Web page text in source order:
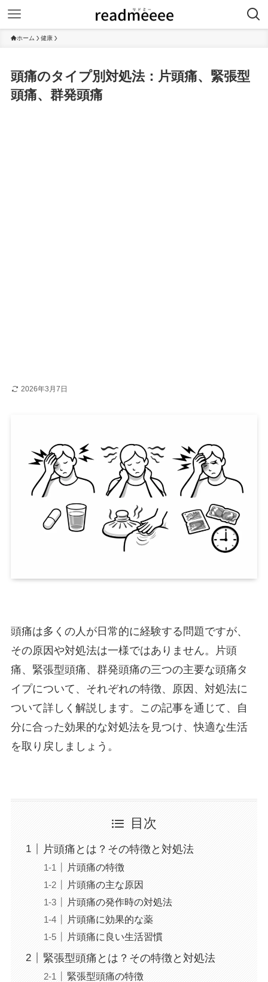
ホーム 健康
頭痛のタイプ別対処法：片頭痛、緊張型
頭痛、群発頭痛
2026年3月7日
頭痛は多くの人が日常的に経験する問題ですが、
その原因や対処法は一様ではありません。片頭
痛、緊張型頭痛、群発頭痛の三つの主要な頭痛タ
イプについて、それぞれの特徴、原因、対処法に
ついて詳しく解説します。この記事を通じて、自
分に合った効果的な対処法を見つけ、快適な生活
を取り戻しましょう。
目次
片頭痛とは？その特徴と対処法
片頭痛の特徴
片頭痛の主な原因
片頭痛の発作時の対処法
片頭痛に効果的な薬
片頭痛に良い生活習慣
緊張型頭痛とは？その特徴と対処法
緊張型頭痛の特徴